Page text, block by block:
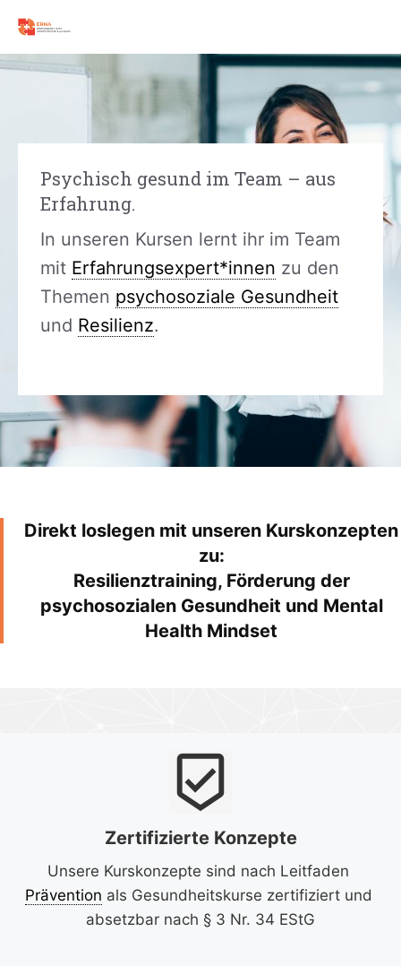
Inhalt
springen
Psychisch gesund im Team – aus
Erfahrung.
In unseren Kursen lernt ihr im Team
mit Erfahrungsexpert*innen zu den
Themen psychosoziale Gesundheit
und Resilienz.
Direkt loslegen mit unseren Kurskonzepten
zu:
Resilienztraining, Förderung der
psychosozialen Gesundheit und Mental
Health Mindset
beenhere
Zertifizierte Konzepte
Prävention als Gesundheitskurse zertifiziert und
absetzbar nach § 3 Nr. 34 EStG